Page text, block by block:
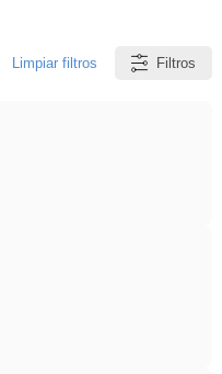
Limpiar filtros Filtros